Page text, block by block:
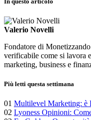
Valerio Novelli
Fondatore di
verificabile come si lavora
marketing, business e
Più letti questa settimana
01 Multilevel Marketing: è
02 Lyoness Opinioni: